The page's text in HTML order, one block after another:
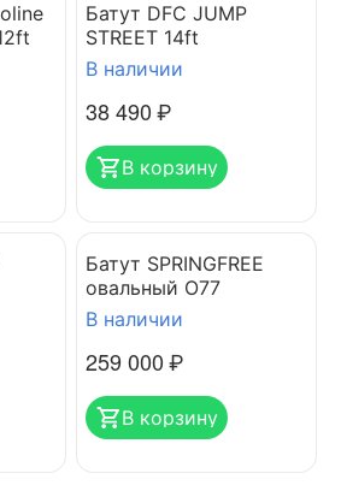
Батут DFC JUMP
STREET 14ft
В наличии
38 490₽
В корзину
Батут SPRINGFREE
овальный O77
В наличии
259 000₽
В корзину